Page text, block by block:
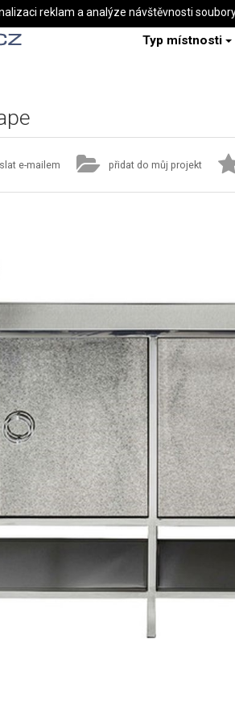
Typ místnosti
e-mailem přidat do můj projekt
reklam a analýze návštěvnosti